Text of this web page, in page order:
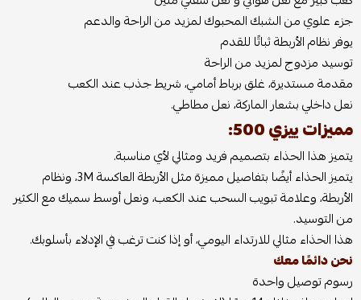
جزء علوي من الشبك المحبوك لمزيد من الراحة والدعم
يوفر نظام الأربطة ثباتًا للقدم
توسيد مزدوج لمزيد من الراحة
مقدمة مستديرة، غلق برباط أمامي، شريط جذب عند الكعب
نعل داخلي بشعار الماركة، نعل مطاطي.
مميزات ييزي 500:
يتميز هذا الحذاء بتصميم فريد ومثالي لأي مناسبة.
يتميز الحذاء أيضًا بتفاصيل مميزة مثل الأربطة العاكسة 3M، ونظام
الأربطة، وعلامة تبويب السحب عند الكعب، ونعل أوسط سميك مع الكثير
من التوسيد.
هذا الحذاء مثالي للارتداء اليومي، أو إذا كنت ترغب في الإدلاء بأسلوبك.
نحن دائمًا معك
رسوم توصيل واحدة